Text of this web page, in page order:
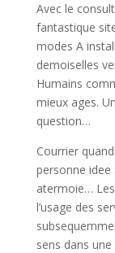
Avec le
fantastique
modes A
demoiselles
Humains
mieux ages.
question…
Courrier
personne idee
atermoie…
l’usage des
sens dans